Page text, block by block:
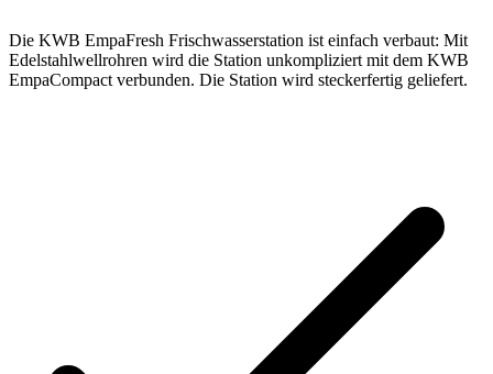
Die KWB EmpaFresh Frischwasserstation ist einfach verbaut: Mit
Edelstahlwellrohren wird die Station unkompliziert mit dem KWB
EmpaCompact verbunden. Die Station wird steckerfertig geliefert.